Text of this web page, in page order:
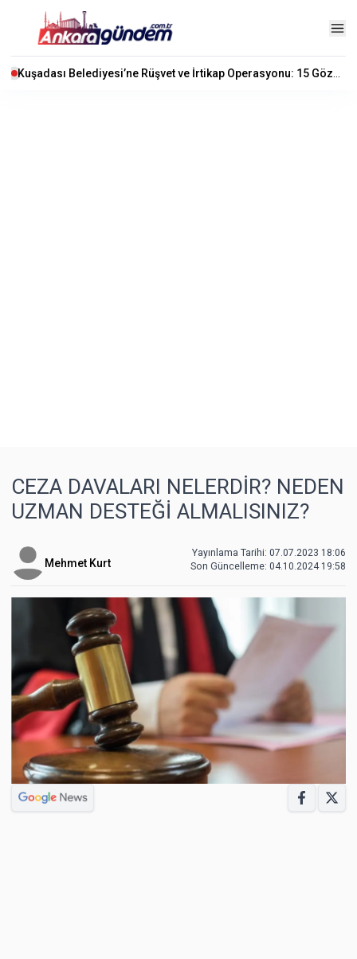
CEZA DAVALARI NELERDİR? NEDEN
UZMAN DESTEĞİ ALMALISINIZ?
Mehmet Kurt
Yayınlama Tarihi: 07.07.2023 18:06
Son Güncelleme: 04.10.2024 19:58